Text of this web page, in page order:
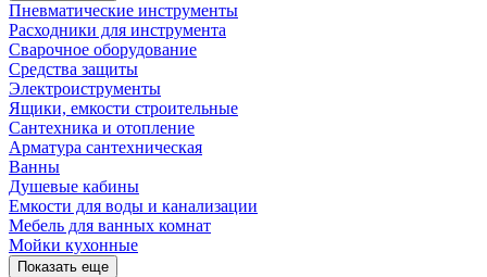
Пневматические инструменты
Расходники для инструмента
Сварочное оборудование
Средства защиты
Электроиструменты
Ящики, емкости строительные
Сантехника и отопление
Арматура сантехническая
Ванны
Душевые кабины
Емкости для воды и канализации
Мебель для ванных комнат
Мойки кухонные
Показать еще